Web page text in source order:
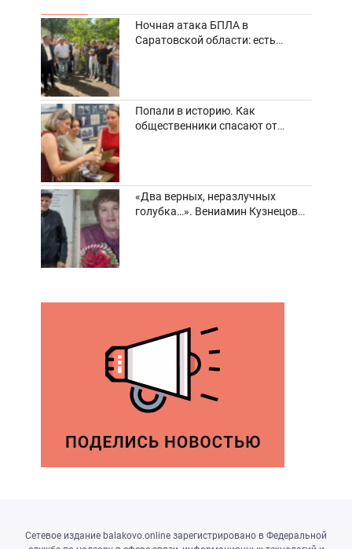
Ночная атака БПЛА в
Саратовской области: есть
Попали в историю. Как
общественники спасают от
«Два верных, неразлучных
голубка…». Вениамин Кузнецов
Сетевое издание balakovo.online зарегистрировано в Федеральной